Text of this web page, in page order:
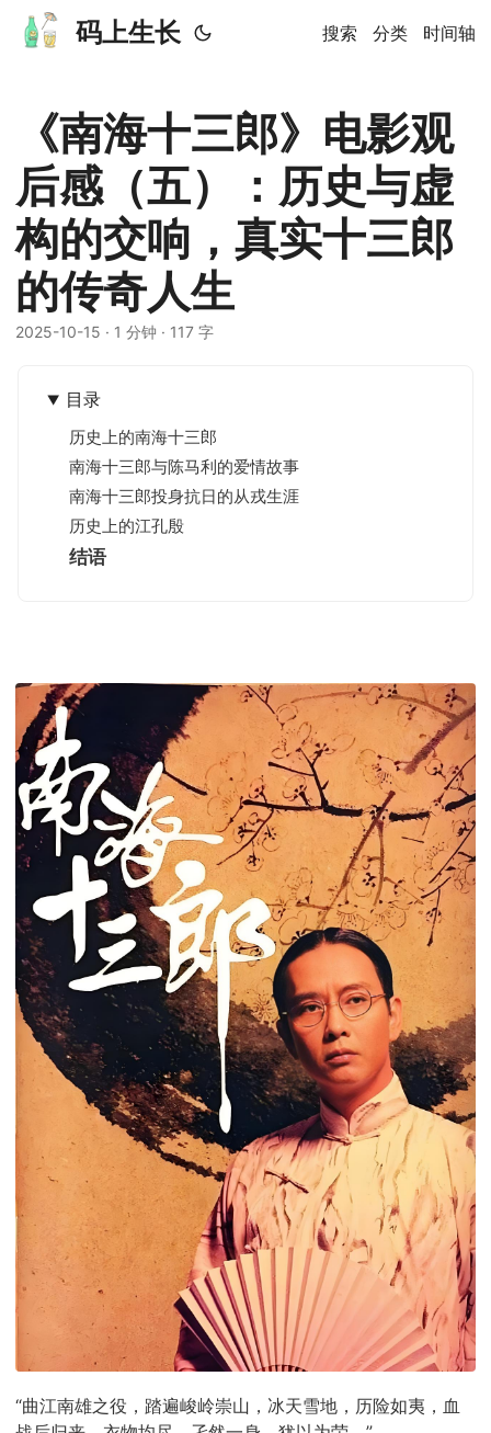
码上生长 搜索 分类 时间轴
《南海十三郎》电影观
后感（五）：历史与虚
构的交响，真实十三郎
的传奇人生
2025-10-15 · 1 分钟 · 117 字
目录
历史上的南海十三郎
南海十三郎与陈马利的爱情故事
南海十三郎投身抗日的从戎生涯
历史上的江孔殷
结语
“曲江南雄之役，踏遍峻岭崇山，冰天雪地，历险如夷，血